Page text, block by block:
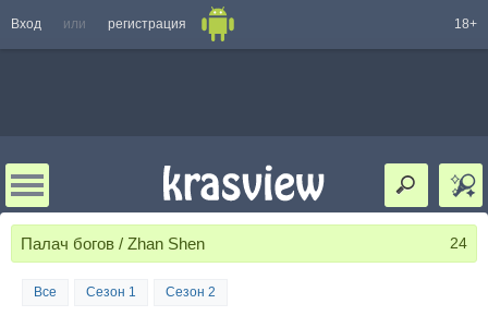
Вход или регистрация 18+
Палач богов / Zhan Shen 24
Все Сезон 1 Сезон 2